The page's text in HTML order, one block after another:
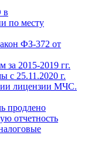
в
по месту
ФЗ-372 от
за 2015-2019 гг.
с 25.11.2020 г.
лицензии МЧС.
продлено
отчетность